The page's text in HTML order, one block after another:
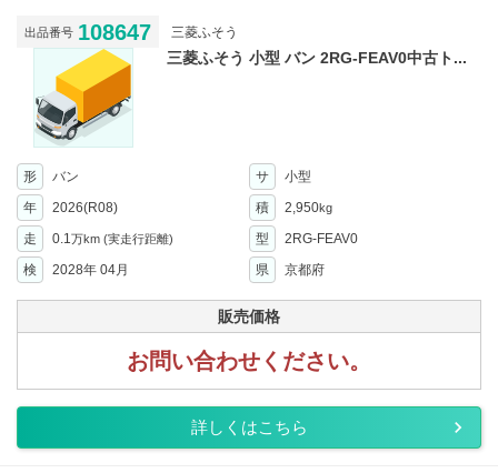
出品番号 108647 三菱ふそう
三菱ふそう 小型 バン 2RG-FEAV0中古ト...
形 バン サ
小型
年
2026(R08) 積 2,950kg
走 0.1万km (実走行距離) 型
2RG-FEAV0
検
2028年 04月 県 京都府
販売価格
お問い合わせください。
詳しくはこちら